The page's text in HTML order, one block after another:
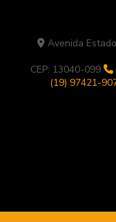
Avenida
CEP: 13040-099
(19) 97421-